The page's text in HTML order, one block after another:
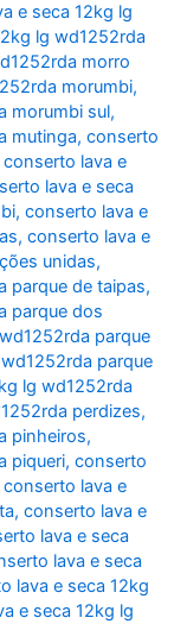
e seca 12kg lg
lg wd1252rda
morro
morumbi,
morumbi sul,
mutinga,conserto
conserto lava e
lava e seca
,conserto lava e
,conserto lava e
unidas,
parque de taipas,
parque dos
parque
parque
lg wd1252rda
perdizes,
pinheiros,
piqueri,conserto
conserto lava e
,conserto lava e
lava e seca
lava e seca
lava e seca 12kg
e seca 12kg lg